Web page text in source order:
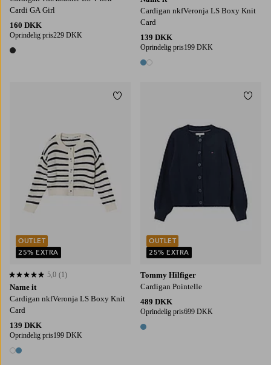
Cardi GA Girl
160 DKK
Oprindelig pris229 DKK
1 farve
Cardigan nkfVeronja LS Boxy Knit
Card
139 DKK
Oprindelig pris199 DKK
2 farver
Name it
Cardigan nkfVeronja LS Boxy Knit
Card
139 DKK
Oprindelig pris199 DKK
2 farver
5,0 baseret på 1 bedømmelser
5,0 (1)
OUTLET
25% EXTRA
Tilføj til favoritter
Tommy Hilfiger
Cardigan Pointelle
489 DKK
Oprindelig pris699 DKK
1 farve
OUTLET
25% EXTRA